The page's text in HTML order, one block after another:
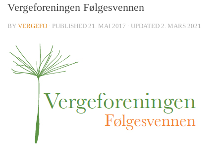
Vergeforeningen Følgesvennen
BY VERGEFO · PUBLISHED 21. MAI 2017 · UPDATED 2. MARS 2021